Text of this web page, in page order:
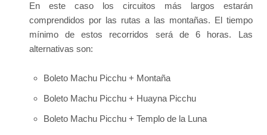
En este caso los circuitos más largos estarán
comprendidos por las rutas a las montañas. El tiempo
mínimo de estos recorridos será de 6 horas. Las
alternativas son:
Boleto Machu Picchu + Montaña
Boleto Machu Picchu + Huayna Picchu
Boleto Machu Picchu + Templo de la Luna